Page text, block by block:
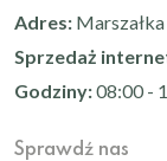
Adres:
Sprzedaż
Godziny:08:00 -
Sprawdź nas